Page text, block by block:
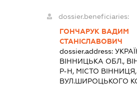
dossier.beneficiaries:
ГОНЧАРУК ВАДИМ
СТАНІСЛАВОВИЧ
dossier.address:
ВІННИЦЬКА ОБЛ.,
Р-Н, МІСТО ВІННИЦЯ,
ВУЛ.ШИРОЦЬКОГО